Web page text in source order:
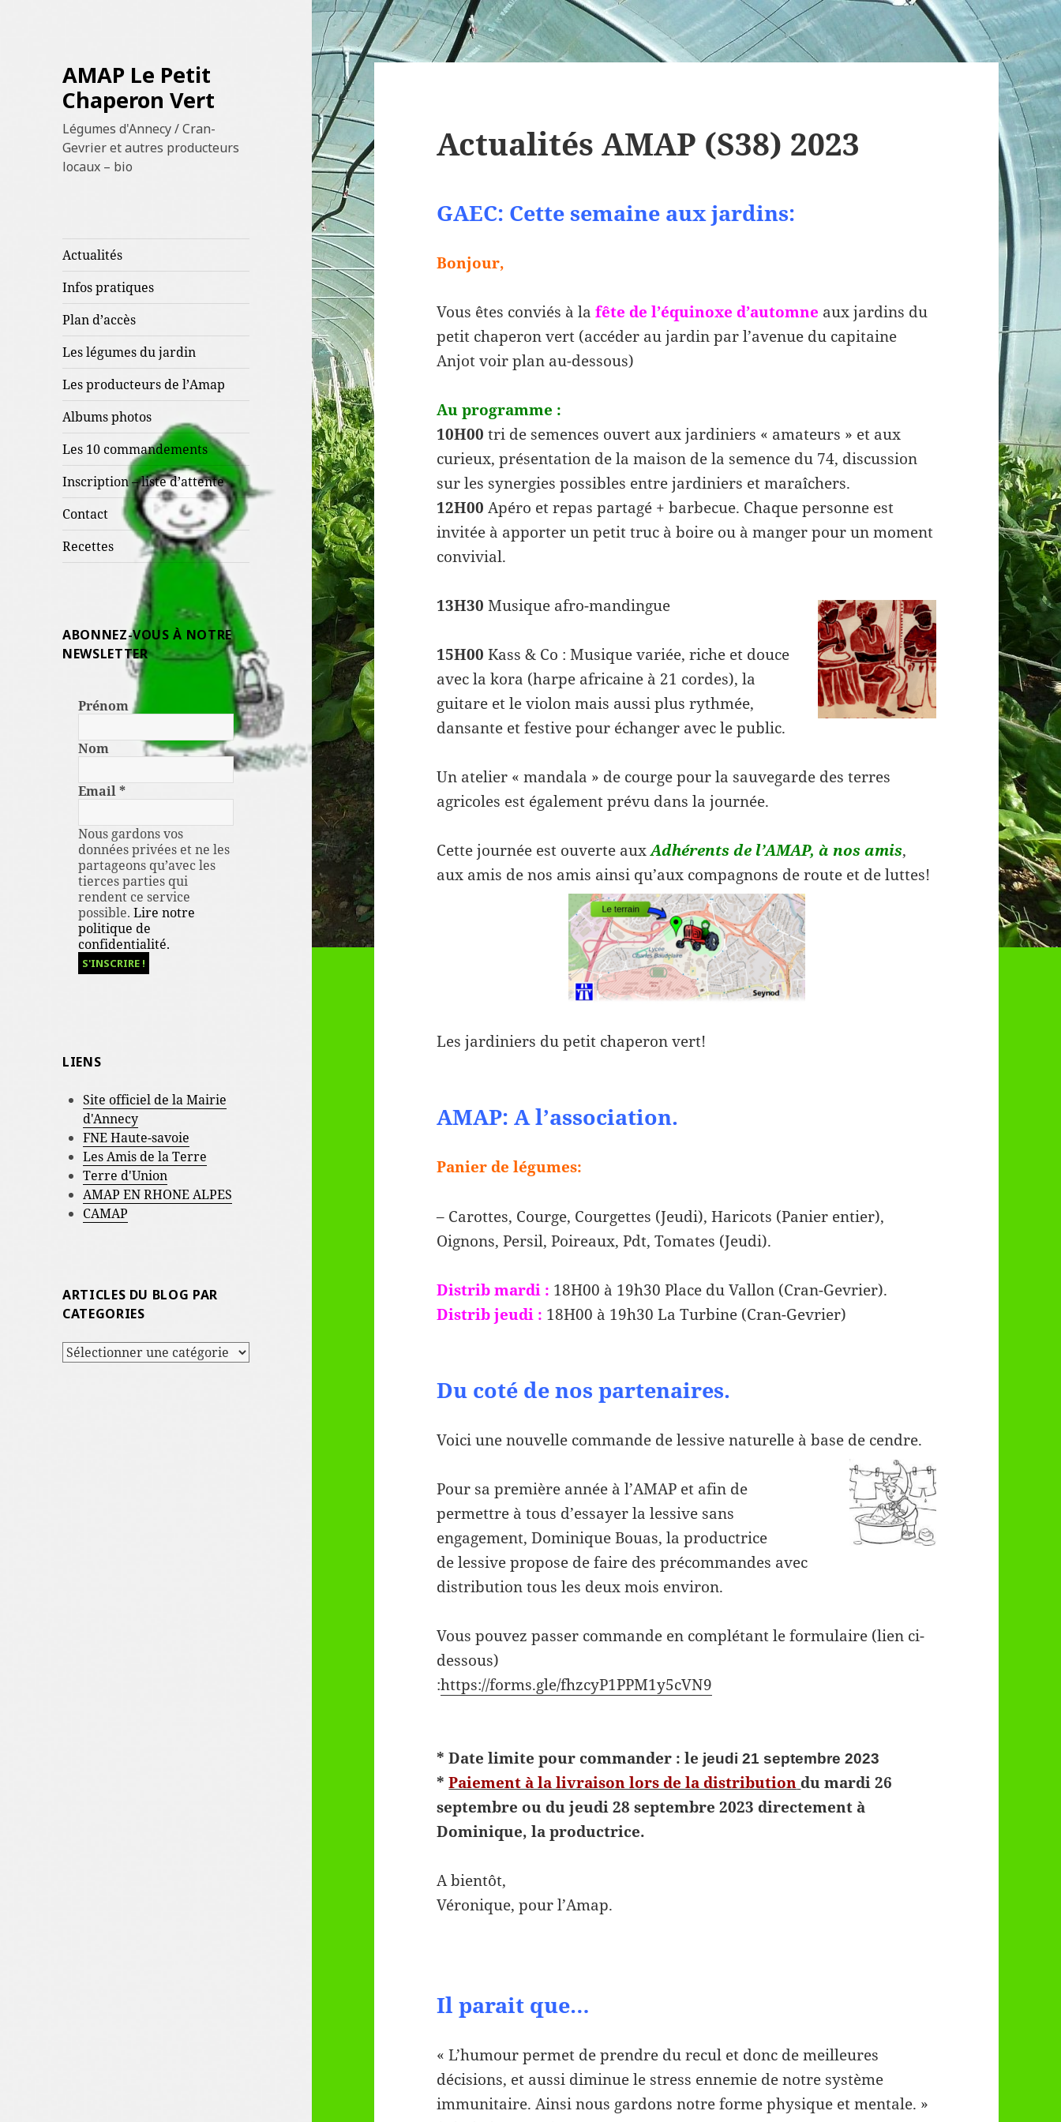
AMAP Le Petit
Chaperon Vert
Légumes d'Annecy / Cran-
Gevrier et autres producteurs
locaux – bio
Actualités
Infos pratiques
Plan d’accès
Les légumes du jardin
Les producteurs de l’Amap
Albums photos
Les 10 commandements
Inscription – liste d’attente
Contact
Recettes
ABONNEZ-VOUS À NOTRE
NEWSLETTER
Prénom
Nom
Email*
Nous gardons vos
données privées et ne les
partageons qu’avec les
tierces parties qui
rendent ce service
possible.Lire notre
politique de
confidentialité.
LIENS
Site officiel de la Mairie
d'Annecy
FNE Haute-savoie
Les Amis de la Terre
Terre d'Union
AMAP EN RHONE ALPES
CAMAP
ARTICLES DU BLOG PAR
CATEGORIES
ARTICLES
Actualités AMAP (S38) 2023
GAEC: Cette semaine aux jardins:
Bonjour,
Vous êtes conviés à lafête de l’équinoxe d’automne aux jardins du
petit chaperon vert (accéder au jardin par l’avenue du capitaine
Anjot voir plan au-dessous)
Au programme :
10H00 tri de semences ouvert aux jardiniers « amateurs » et aux
curieux, présentation de la maison de la semence du 74, discussion
sur les synergies possibles entre jardiniers et maraîchers.
12H00 Apéro et repas partagé + barbecue. Chaque personne est
invitée à apporter un petit truc à boire ou à manger pour un moment
convivial.
13H30 Musique afro-mandingue
15H00 Kass & Co : Musique variée, riche et douce
avec la kora (harpe africaine à 21 cordes), la
guitare et le violon mais aussi plus rythmée,
dansante et festive pour échanger avec le public.
Un atelier « mandala » de courge pour la sauvegarde des terres
agricoles est également prévu dans la journée.
Cette journée est ouverte auxAdhérents de l’AMAP, à nos amis,
aux amis de nos amis ainsi qu’aux compagnons de route et de luttes!
Les jardiniers du petit chaperon vert!
AMAP: A l’association.
Panier de légumes:
– Carottes, Courge, Courgettes (Jeudi), Haricots (Panier entier),
Oignons, Persil, Poireaux, Pdt, Tomates (Jeudi).
Distrib mardi : 18H00 à 19h30 Place du Vallon (Cran-Gevrier).
Distrib jeudi : 18H00 à 19h30 La Turbine (Cran-Gevrier)
Du coté de nos partenaires.
Voici une nouvelle commande delessivenaturelle à base de cendre.
Pour sa première année à l’AMAP et afin de
permettre à tous d’essayer lalessive sans
engagement, Dominique Bouas, la productrice
delessivepropose de faire des précommandes avec
distribution tous les deux mois environ.
Vous pouvez passer commande en complétant le formulaire (lien ci-
dessous)
:https://forms.gle/fhzcyP1PPM1y5cVN9
* Date limite pour commander : le jeudi 21 septembre 2023
*Paiement à la livraison lors de la distribution du mardi 26
septembre ou du jeudi 28 septembre 2023 directement à
Dominique, la productrice.
A bientôt,
Véronique, pour l’Amap.
Il parait que…
« L’humour permet de prendre du recul et donc de meilleures
décisions, et aussi diminue le stress ennemie de notre système
immunitaire. Ainsi nous gardons notre forme physique et mentale. »